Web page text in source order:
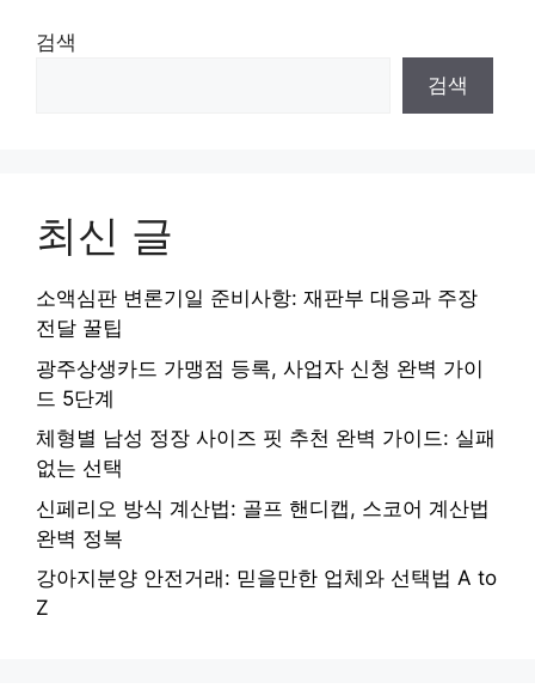
검색
검색
최신 글
소액심판 변론기일 준비사항: 재판부 대응과 주장
전달 꿀팁
광주상생카드 가맹점 등록, 사업자 신청 완벽 가이
드 5단계
체형별 남성 정장 사이즈 핏 추천 완벽 가이드: 실패
없는 선택
신페리오 방식 계산법: 골프 핸디캡, 스코어 계산법
완벽 정복
강아지분양 안전거래: 믿을만한 업체와 선택법 A to
Z